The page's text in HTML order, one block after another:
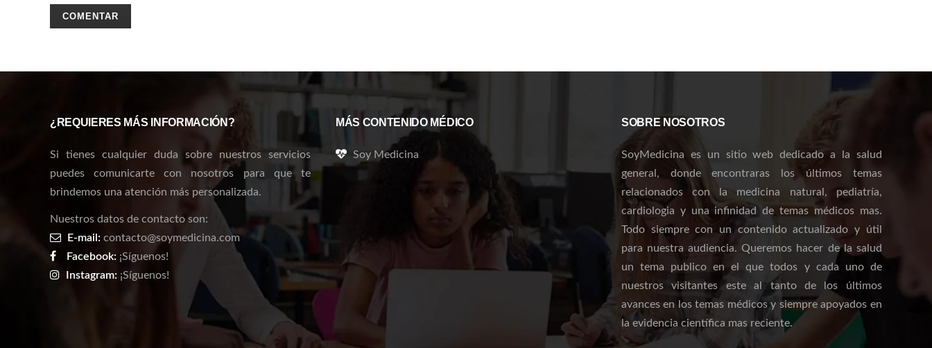
¿REQUIERES MÁS INFORMACIÓN?
Si tienes cualquier duda sobre nuestros servicios
puedes comunicarte con nosotros para que te
brindemos una atención más personalizada.
Nuestros datos de contacto son:
E-mail: contacto@soymedicina.com
Facebook: ¡Síguenos!
Instagram: ¡Síguenos!
MÁS CONTENIDO MÉDICO
Soy Medicina
SOBRE NOSOTROS
SoyMedicina es un sitio web dedicado a la salud
general, donde encontraras los últimos temas
relacionados con la medicina natural, pediatría,
cardiologia y una infinidad de temas médicos mas.
Todo siempre con un contenido actualizado y útil
para nuestra audiencia. Queremos hacer de la salud
un tema publico en el que todos y cada uno de
nuestros visitantes este al tanto de los últimos
avances en los temas médicos y siempre apoyados en
la evidencia científica mas reciente.